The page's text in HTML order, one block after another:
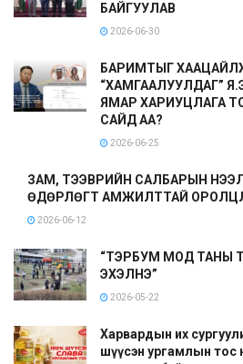
БАЙГУУЛАВ
2026-06-30
БАРИМТЫГ
“ХАМГААЛУУЛДАГ”
ЯМАР ХАРИУЦЛАГА
САЙД АА?
2026-06-25
ЗАМ, ТЭЭВРИЙН САЛБАРЫН
ӨДӨРЛӨГТ АМЖИЛТТАЙ
2026-06-12
“ТЭРБУМ МОД ТАНЫ
ЭХЭЛНЭ”
2026-05-22
Харвардын их
шүүсэн ургамлын тос